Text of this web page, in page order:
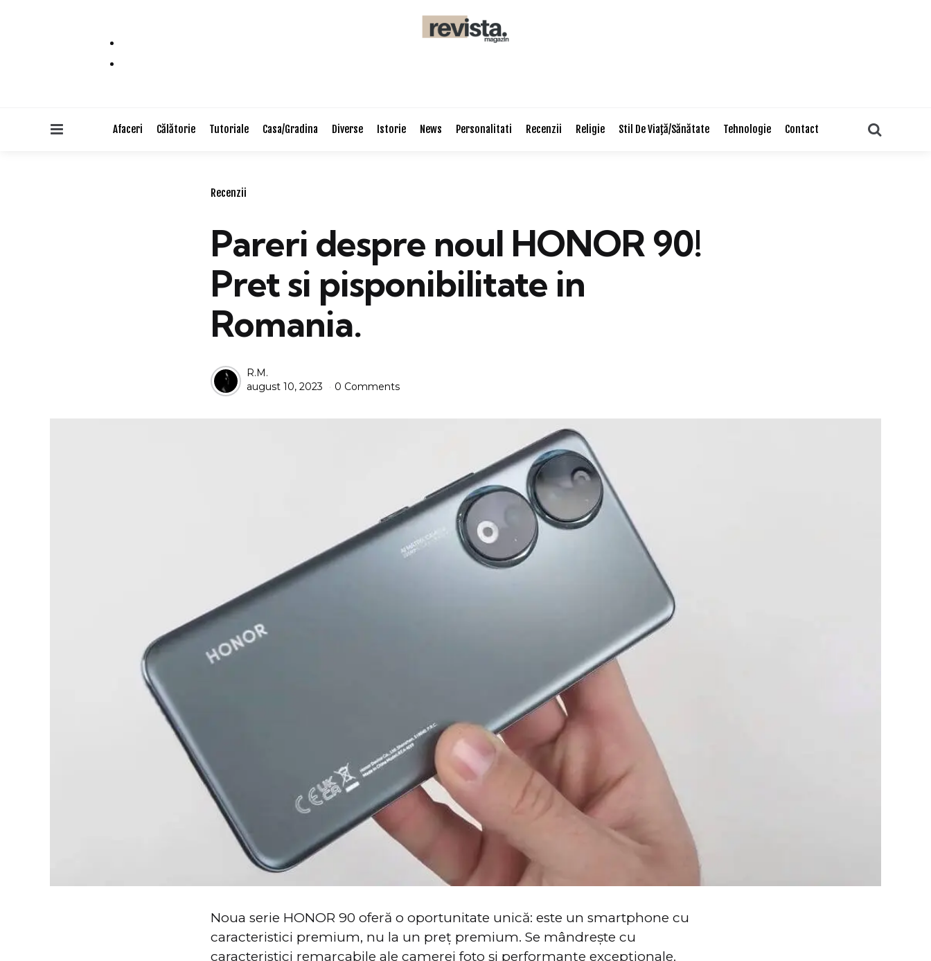
Afaceri Călătorie Tutoriale Casa/Gradina Diverse Istorie News Personalitati Recenzii Religie Stil De Viaţă/Sănătate Tehnologie Contact
Categories
Recenzii
Pareri despre noul HONOR 90!
Pret si pisponibilitate in
Romania.
Posted
by
R.M.
august 10, 2023
0 Comments
Noua serie HONOR 90 oferă o oportunitate unică: este un smartphone cu
caracteristici premium, nu la un preț premium. Se mândrește cu
caracteristici remarcabile ale camerei foto și performanțe excepționale.